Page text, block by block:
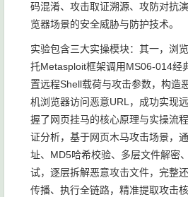
码混淆、攻击取证溯源、攻防对抗
览器场景的安全威胁与防护技术。
实验包含三大实操模块：其一，浏
托Metasploit框架调用MS06-014经
置远程Shell载荷与攻击参数，构造
机浏览器访问恶意URL，成功实现
握了网页挂马的核心原理与实操流
证分析，基于网页木马攻击场景，
址、MD5哈希校验、多层文件解密
试，逐层拆解恶意攻击文件，完整
传播、执行全链路，精准提取攻击